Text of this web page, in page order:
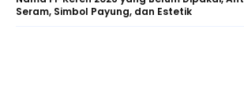
Seram, Simbol Payung, dan Estetik